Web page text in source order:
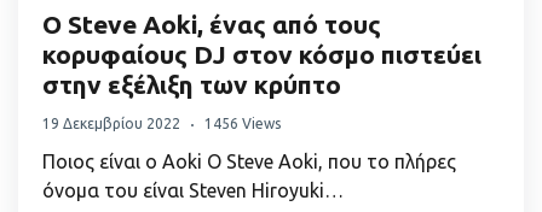
O Steve Aoki, ένας από τους
κορυφαίους DJ στον κόσμο πιστεύει
στην εξέλιξη των κρύπτο
19 Δεκεμβρίου 2022 1456 Views
Ποιος είναι ο Aoki Ο Steve Aoki, που το πλήρες
όνομα του είναι Steven Hiroyuki…